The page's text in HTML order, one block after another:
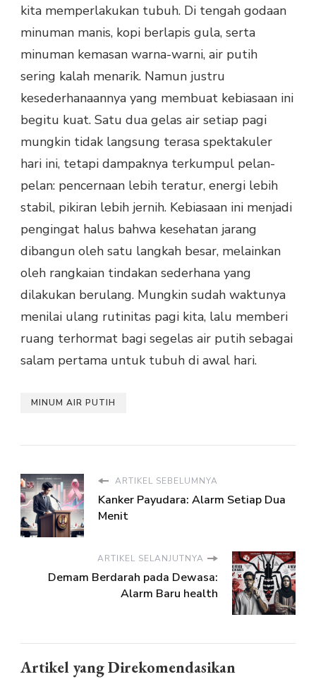
kita memperlakukan tubuh. Di tengah godaan
minuman manis, kopi berlapis gula, serta
minuman kemasan warna-warni, air putih
sering kalah menarik. Namun justru
kesederhanaannya yang membuat kebiasaan ini
begitu kuat. Satu dua gelas air setiap pagi
mungkin tidak langsung terasa spektakuler
hari ini, tetapi dampaknya terkumpul pelan-
pelan: pencernaan lebih teratur, energi lebih
stabil, pikiran lebih jernih. Kebiasaan ini menjadi
pengingat halus bahwa kesehatan jarang
dibangun oleh satu langkah besar, melainkan
oleh rangkaian tindakan sederhana yang
dilakukan berulang. Mungkin sudah waktunya
menilai ulang rutinitas pagi kita, lalu memberi
ruang terhormat bagi segelas air putih sebagai
salam pertama untuk tubuh di awal hari.
MINUM AIR PUTIH
ARTIKEL SEBELUMNYA
Kanker Payudara: Alarm Setiap Dua
Menit
ARTIKEL SELANJUTNYA
Demam Berdarah pada Dewasa:
Alarm Baru health
Artikel yang Direkomendasikan